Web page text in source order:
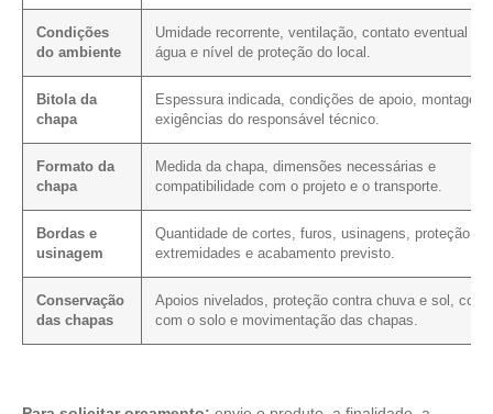
Condições
do ambiente
Umidade recorrente, ventilação, contato eventual
água e nível de proteção do local.
Bitola da
chapa
Espessura indicada, condições de apoio, montagem
exigências do responsável técnico.
Formato da
chapa
Medida da chapa, dimensões necessárias e
compatibilidade com o projeto e o transporte.
Bordas e
usinagem
Quantidade de cortes, furos, usinagens, proteção
extremidades e acabamento previsto.
Conservação
das chapas
Apoios nivelados, proteção contra chuva e sol,
com o solo e movimentação das chapas.